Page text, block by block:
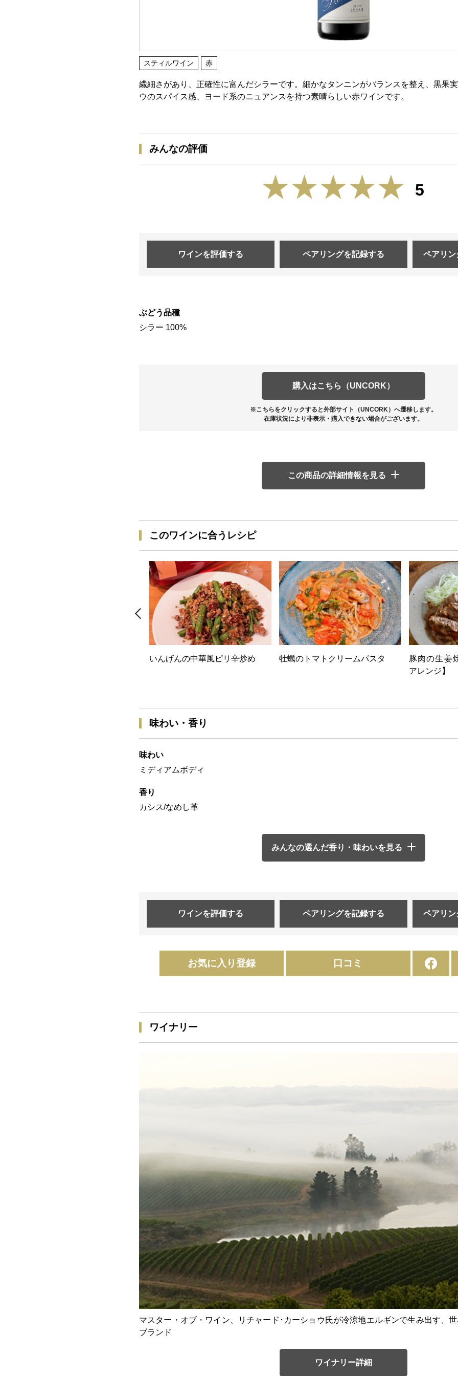
スティルワイン 赤
繊細さがあり、正確性に富んだシラーです。細かなタンニンがバランスを整え、黒果
ウのスパイス感、ヨード系のニュアンスを持つ素晴らしい赤ワインです。
みんなの評価
5
ワインを評価する ペアリングを記録する ペアリン
ぶどう品種
シラー 100%
購入はこちら（UNCORK）
※こちらをクリックすると外部サイト（UNCORK）へ遷移します。
在庫状況により非表示・購入できない場合がございます。
この商品の詳細情報を見る
このワインに合うレシピ
いんげんの中華風ピリ辛炒め 牡蠣のトマトクリームパスタ
豚肉の生姜
アレンジ】
味わい・香り
味わい
ミディアムボディ
香り
カシス/なめし革
みんなの選んだ香り・味わいを見る
ワインを評価する ペアリングを記録する ペアリン
お気に入り登録 口コミ
ワイナリー
マスター・オブ・ワイン、リチャード･カーショウ氏が冷涼地エルギンで生み出す、
ブランド
ワイナリー詳細